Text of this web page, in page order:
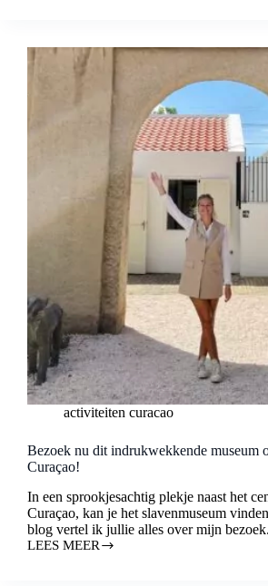
|
LOOP
WANDELROUTE
activiteiten curacao
Bezoek nu dit indrukwekkende museum
Curaçao!
In een sprookjesachtig plekje naast het
Curaçao, kan je het slavenmuseum
blog vertel ik jullie alles over mijn bezoek.
LEES MEER
BEZOEK